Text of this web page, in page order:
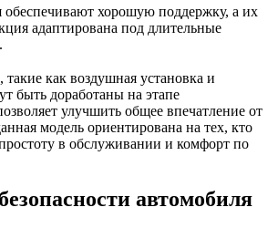
обеспечивают хорошую поддержку, а их
адаптирована под длительные
как воздушная установка и
быть доработаны на этапе
улучшить общее впечатление от
модель ориентирована на тех, кто
в обслуживании и комфорт по
автомобиля